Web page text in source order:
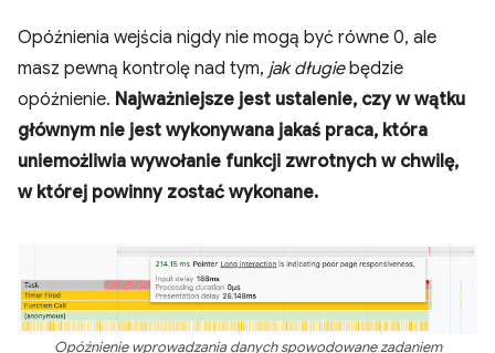
Opóźnienia wejścia nigdy nie mogą być równe 0, ale
masz pewną kontrolę nad tym, jak długiebędzie
opóźnienie. Najważniejsze jest ustalenie, czy w wątku
głównym nie jest wykonywana jakaś praca, która
uniemożliwia wywołanie funkcji zwrotnych w chwilę,
w której powinny zostać wykonane.
Opóźnienie wprowadzania danych spowodowane zadaniem